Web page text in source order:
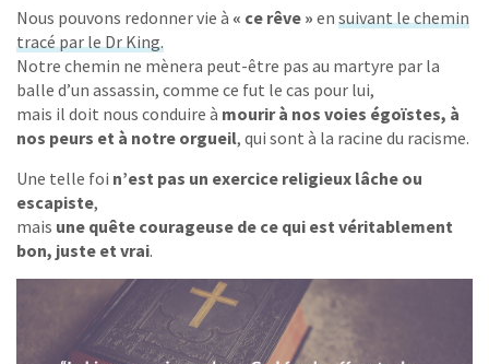
Nous pouvons redonner vie à « ce rêve » en suivant le chemin
tracé par le Dr King.
Notre chemin ne mènera peut-être pas au martyre par la
balle d’un assassin, comme ce fut le cas pour lui,
mais il doit nous conduire à mourir à nos voies égoïstes, à
nos peurs et à notre orgueil, qui sont à la racine du racisme.
Une telle foi n’est pas un exercice religieux lâche ou
escapiste,
mais une quête courageuse de ce qui est véritablement
bon, juste et vrai.